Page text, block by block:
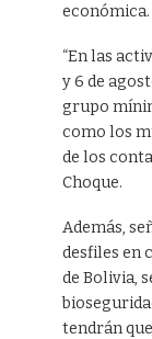
económica.
“En las
y 6 de
grupo
como los
de los
Choque.
Además,
desfiles en
de Bolivia,
tendrán